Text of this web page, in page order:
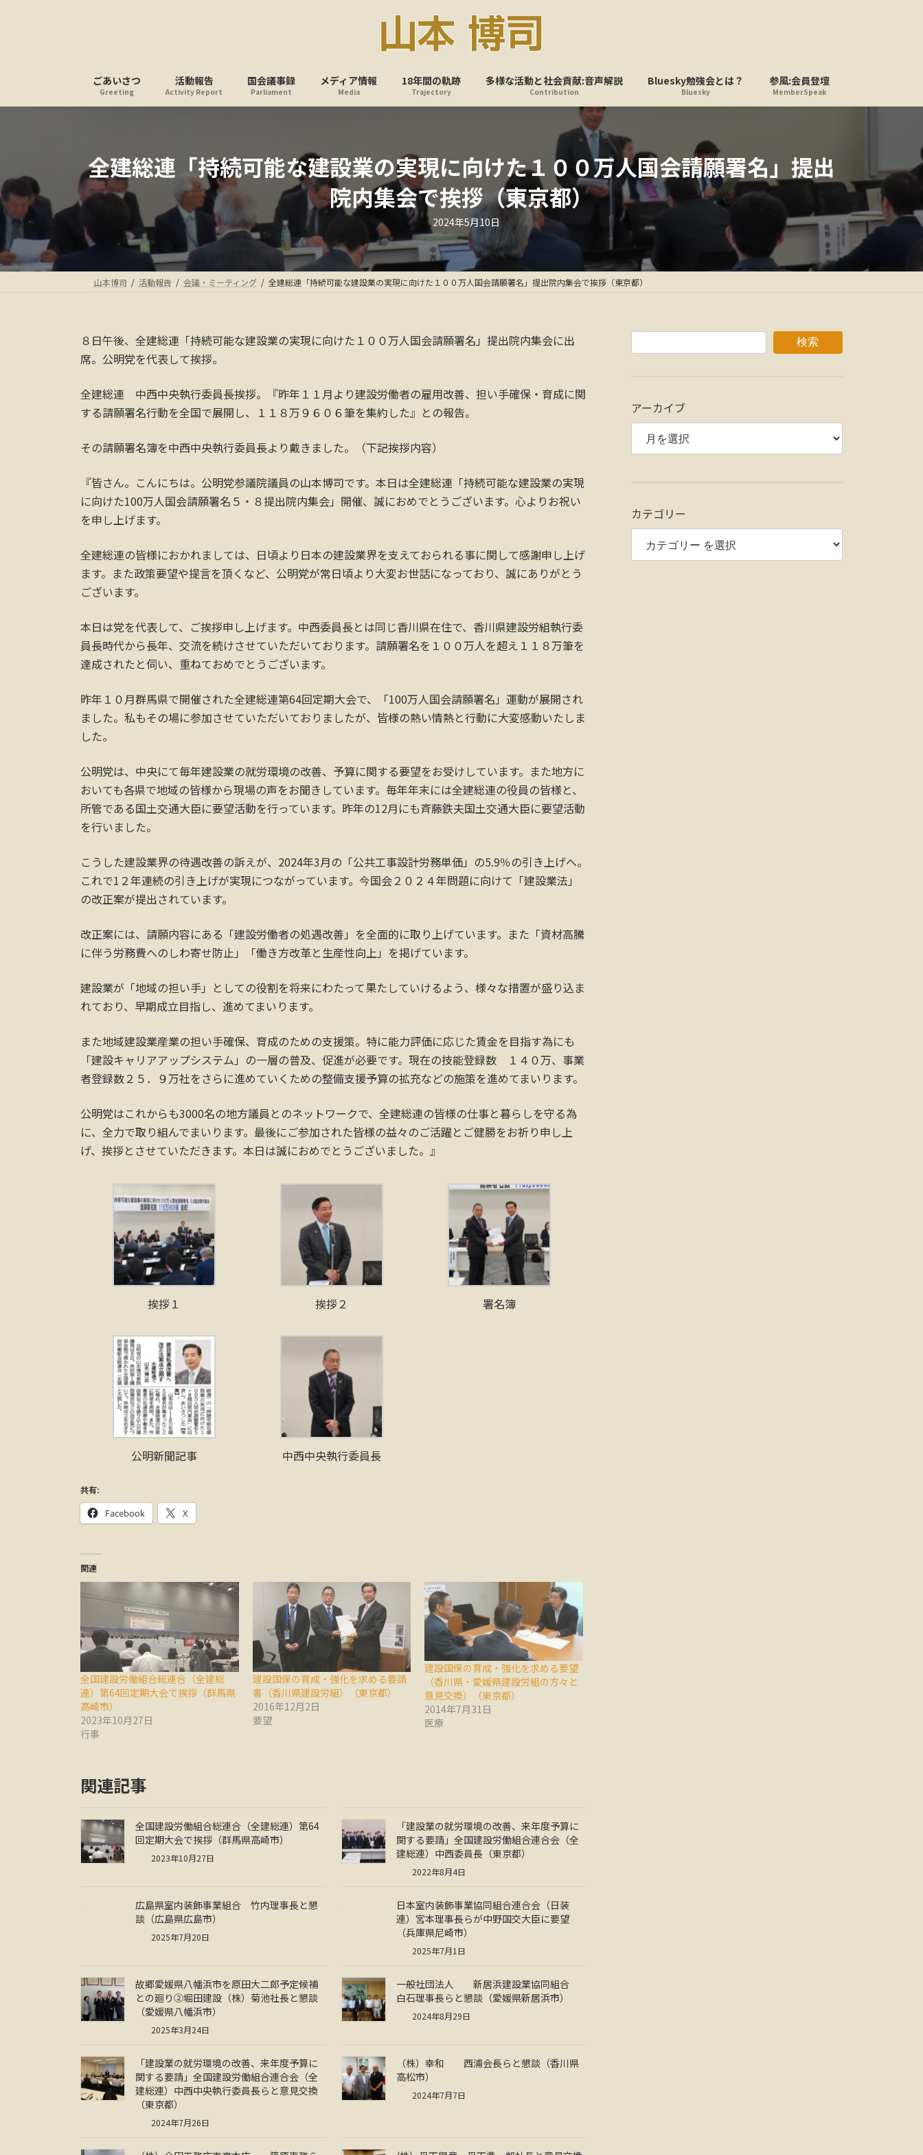
ス
ン
ごあいさつ
Greeting
活動報告
Activity Report
国会議事録
Parliament
メディア情報
Media
18年間の軌跡
Trajectory
多様な活動と社会貢献:音声解説
Contribution
Bluesky勉強会とは？
Bluesky
参風:会員登壇
MemberSpeak
全建総連「持続可能な建設業の実現に向けた１００万人国会請願署名」提出
院内集会で挨拶（東京都）
最
終
更
新
日
時
:
2024年5月10日
山本博司 活動報告 会議・ミーティング 全建総連「持続可能な建設業の実現に向けた１００万人国会請願署名」提出院内集会で挨拶（東京都）
８日午後、全建総連「持続可能な建設業の実現に向けた１００万人国会請願署名」提出院内集会に出
席。公明党を代表して挨拶。
全建総連 中西中央執行委員長挨拶。『昨年１１月より建設労働者の雇用改善、担い手確保・育成に関
する請願署名行動を全国で展開し、１１８万９６０６筆を集約した』との報告。
その請願署名簿を中西中央執行委員長より戴きました。（下記挨拶内容）
『皆さん。こんにちは。公明党参議院議員の山本博司です。本日は全建総連「持続可能な建設業の実現
に向けた100万人国会請願署名５・８提出院内集会」開催、誠におめでとうございます。心よりお祝い
を申し上げます。
全建総連の皆様におかれましては、日頃より日本の建設業界を支えておられる事に関して感謝申し上げ
ます。また政策要望や提言を頂くなど、公明党が常日頃より大変お世話になっており、誠にありがとう
ございます。
本日は党を代表して、ご挨拶申し上げます。中西委員長とは同じ香川県在住で、香川県建設労組執行委
員長時代から長年、交流を続けさせていただいております。請願署名を１００万人を超え１１８万筆を
達成されたと伺い、重ねておめでとうございます。
昨年１０月群馬県で開催された全建総連第64回定期大会で、「100万人国会請願署名」運動が展開され
ました。私もその場に参加させていただいておりましたが、皆様の熱い情熱と行動に大変感動いたしま
した。
公明党は、中央にて毎年建設業の就労環境の改善、予算に関する要望をお受けしています。また地方に
おいても各県で地域の皆様から現場の声をお聞きしています。毎年年末には全建総連の役員の皆様と、
所管である国土交通大臣に要望活動を行っています。昨年の12月にも斉藤鉄夫国土交通大臣に要望活動
を行いました。
こうした建設業界の待遇改善の訴えが、2024年3月の「公共工事設計労務単価」の5.9％の引き上げへ。
これで1２年連続の引き上げが実現につながっています。今国会２０２４年問題に向けて「建設業法」
の改正案が提出されています。
改正案には、請願内容にある「建設労働者の処遇改善」を全面的に取り上げています。また「資材高騰
に伴う労務費へのしわ寄せ防止」「働き方改革と生産性向上」を掲げています。
建設業が「地域の担い手」としての役割を将来にわたって果たしていけるよう、様々な措置が盛り込ま
れており、早期成立目指し、進めてまいります。
また地域建設業産業の担い手確保、育成のための支援策。特に能力評価に応じた賃金を目指す為にも
「建設キャリアアップシステム」の一層の普及、促進が必要です。現在の技能登録数 １４０万、事業
者登録数２５．９万社をさらに進めていくための整備支援予算の拡充などの施策を進めてまいります。
公明党はこれからも3000名の地方議員とのネットワークで、全建総連の皆様の仕事と暮らしを守る為
に、全力で取り組んでまいります。最後にご参加された皆様の益々のご活躍とご健勝をお祈り申し上
げ、挨拶とさせていただきます。本日は誠におめでとうございました。』
挨拶１ 挨拶２ 署名簿
公明新聞記事 中西中央執行委員長
共有:
Facebook X
関連
全国建設労働組合総連合（全建総
連）第64回定期大会で挨拶（群馬県
高崎市）
2023年10月27日
行事
建設国保の育成・強化を求める要請
書（香川県建設労組）（東京都）
2016年12月2日
要望
建設国保の育成・強化を求める要望
（香川県・愛媛県建設労組の方々と
意見交換）（東京都）
2014年7月31日
医療
関連記事
全国建設労働組合総連合（全建総連）第64
回定期大会で挨拶（群馬県高崎市）
2023年10月27日
「建設業の就労環境の改善、来年度予算に
関する要請」全国建設労働組合連合会（全
建総連）中西委員長（東京都）
2022年8月4日
広島県室内装飾事業組合 竹内理事長と懇
談（広島県広島市）
2025年7月20日
日本室内装飾事業協同組合連合会（日装
連）宮本理事長らが中野国交大臣に要望
（兵庫県尼崎市）
2025年7月1日
故郷愛媛県八幡浜市を原田大二郎予定候補
との廻り②堀田建設（株）菊池社長と懇談
（愛媛県八幡浜市）
2025年3月24日
一般社団法人 新居浜建設業協同組合
白石理事長らと懇談（愛媛県新居浜市）
2024年8月29日
「建設業の就労環境の改善、来年度予算に
関する要請」全国建設労働組合連合会（全
建総連）中西中央執行委員長らと意見交換
（東京都）
2024年7月26日
（株）幸和 西浦会長らと懇談（香川県
高松市）
2024年7月7日
検索
アーカイブ
カテゴリー